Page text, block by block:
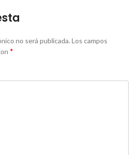
no será publicada. Los campos
*